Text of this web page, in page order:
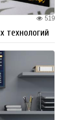
519
технологий